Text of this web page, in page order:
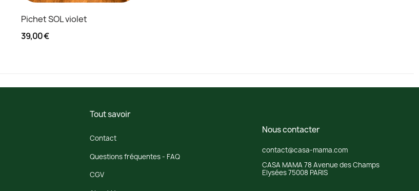
Pichet SOL violet
39,00 €
Tout savoir
Contact
Questions fréquentes - FAQ
CGV
Nous contacter
contact@casa-mama.com
CASA MAMA 78 Avenue des Champs
Elysées 75008 PARIS